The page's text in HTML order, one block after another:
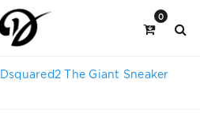
0
Dsquared2 The Giant Sneaker